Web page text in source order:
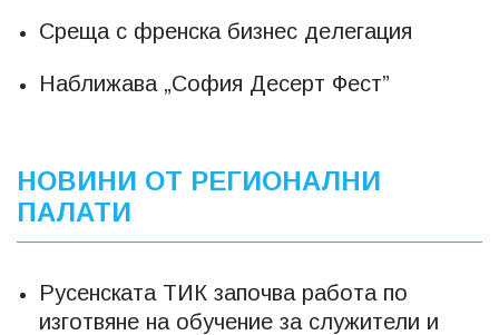
Среща с френска бизнес дeлeгaция
Наближава „София Десерт Фест”
НОВИНИ ОТ РЕГИОНАЛНИ
ПАЛАТИ
Русенската ТИК започва работа по
изготвяне на обучение за служители и